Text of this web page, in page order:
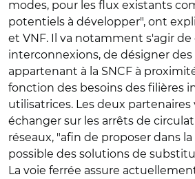
modes, pour les flux existants
potentiels à développer", ont
et VNF. Il va notamment s'agir
interconnexions, de désigner des
appartenant à la SNCF à
fonction des besoins des filières
utilisatrices. Les deux partenaires
échanger sur les arrêts de
réseaux, "afin de proposer dans
possible des solutions de
La voie ferrée assure